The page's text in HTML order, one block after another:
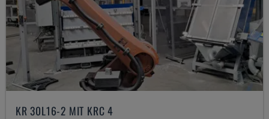
KR 30L16-2 MIT KRC 4